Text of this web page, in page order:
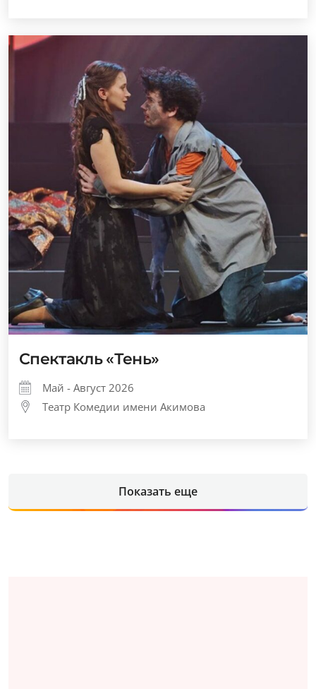
Спектакль «Тень»
Май - Август 2026
Театр Комедии имени Акимова
Показать еще